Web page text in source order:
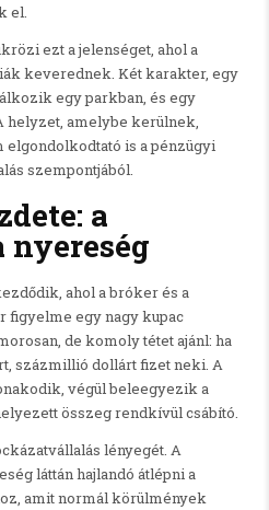
el.
ezt a jelenséget, ahol a
keverednek. Két karakter, egy
egy parkban, és egy
helyzet, amelybe kerülnek,
elgondolkodtató is a pénzügyi
szempontjából.
a
nyereség
ahol a bróker és a
figyelme egy nagy kupac
de komoly tétet ajánl: ha
százmillió dollárt fizet neki. A
végül beleegyezik a
összeg rendkívül csábító.
lényegét. A
láttán hajlandó átlépni a
amit normál körülmények